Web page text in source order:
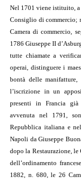
Nel 1701 viene istituito,
Consiglio di commercio;
Camera di commercio,
1786 Giuseppe II
tutte chiamate a
operai, distinguere i
bontà delle manifatture,
l’iscrizione in un
presenti in Francia già
avvenuta nel 1791,
Repubblica italiana e
Napoli da Giuseppe
dopo la Restaurazione,
dell’ordinamento
1882, n. 680, le 26